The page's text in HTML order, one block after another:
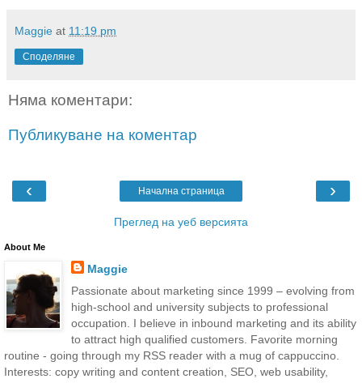
Maggie at 11:19 pm
Споделяне
Няма коментари:
Публикуване на коментар
‹ ›
Начална страница
Преглед на уеб версията
About Me
Maggie
Passionate about marketing since 1999 – evolving from
high-school and university subjects to professional
occupation. I believe in inbound marketing and its ability
to attract high qualified customers. Favorite morning
routine - going through my RSS reader with a mug of cappuccino.
Interests: copy writing and content creation, SEO, web usability,